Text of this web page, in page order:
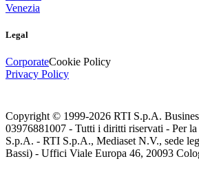
Venezia
Legal
CorporateCookie Policy
Privacy Policy
Copyright © 1999-2026 RTI S.p.A.
03976881007 - Tutti i diritti riservati - Per
S.p.A. - RTI S.p.A., Mediaset N.V., sede
Bassi) - Uffici Viale Europa 46, 20093